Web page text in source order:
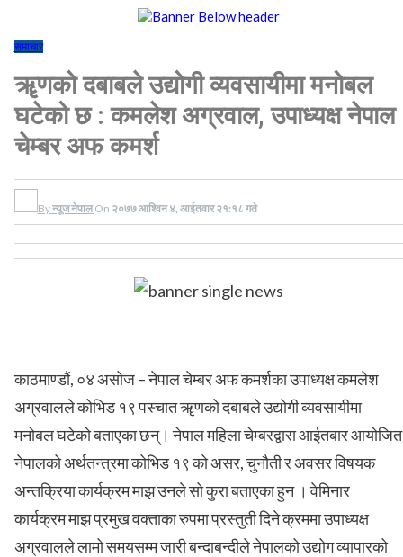
समाचार
ॠणको दबाबले उद्योगी व्यवसायीमा मनोबल
घटेको छ : कमलेश अग्रवाल, उपाध्यक्ष नेपाल
चेम्बर अफ कमर्श
Byन्यूज नेपाल On २०७७ आश्विन ४, आईतवार २१:१८ गते
काठमाण्डौं, ०४ असोज – नेपाल चेम्बर अफ कमर्शका उपाध्यक्ष कमलेश
अग्रवालले कोभिड १९ पस्चात ॠणको दबाबले उद्योगी व्यवसायीमा
मनोबल घटेको बताएका छन्। नेपाल महिला चेम्बरद्वारा आईतबार आयोजित
नेपालको अर्थतन्त्रमा कोभिड १९ को असर, चुनौती र अवसर विषयक
अन्तक्रिया कार्यक्रम माझ उनले सो कुरा बताएका हुन । वेमिनार
कार्यक्रम माझ प्रमुख वक्ताका रुपमा प्रस्तुती दिने क्रममा उपाध्यक्ष
अग्रवालले लामो समयसम्म जारी बन्दाबन्दीले नेपालको उद्योग व्यापारको